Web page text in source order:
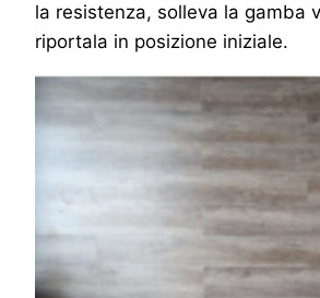
la resistenza, solleva la gamba
riportala in posizione iniziale.